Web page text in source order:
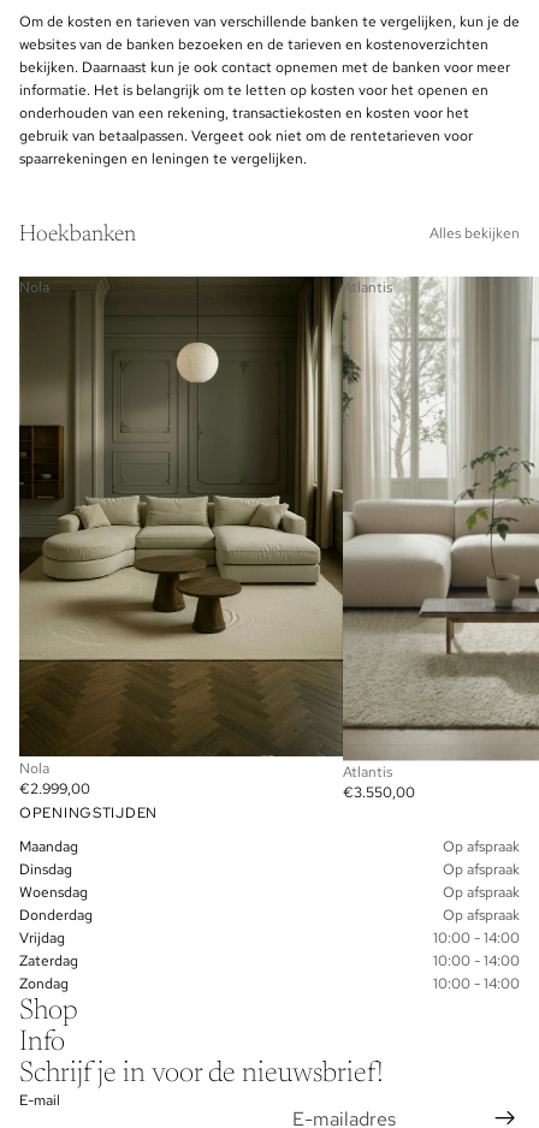
Om de kosten en tarieven van verschillende banken te vergelijken, kun je de
websites van de banken bezoeken en de tarieven en kostenoverzichten
bekijken. Daarnaast kun je ook contact opnemen met de banken voor meer
informatie. Het is belangrijk om te letten op kosten voor het openen en
onderhouden van een rekening, transactiekosten en kosten voor het
gebruik van betaalpassen. Vergeet ook niet om de rentetarieven voor
spaarrekeningen en leningen te vergelijken.
Hoekbanken Alles bekijken
Nola
Nola
€2.999,00
Atlantis
Atlantis
€3.550,00
OPENINGSTIJDEN
Maandag
Op afspraak
Dinsdag
Op afspraak
Woensdag
Op afspraak
Donderdag
Op afspraak
Vrijdag
10:00 - 14:00
Zaterdag
10:00 - 14:00
Zondag
10:00 - 14:00
Shop
Info
Schrijf je in voor de nieuwsbrief!
E-mail